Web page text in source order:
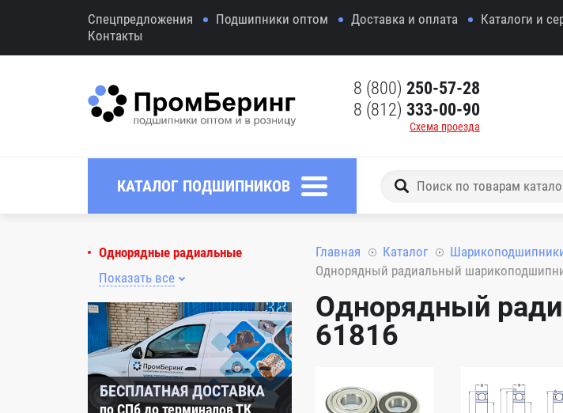
Спецпредложения Подшипники оптом Доставка и оплата Каталоги и
Контакты
8 (800) 250-57-28
8 (812) 333-00-90
Схема проезда
КАТАЛОГ ПОДШИПНИКОВ
Однорядные радиальные
Показать все
БЕСПЛАТНАЯ ДОСТАВКА
по СПб до терминалов ТК
Главная Каталог
Однорядный радиальный
Однорядный
61816